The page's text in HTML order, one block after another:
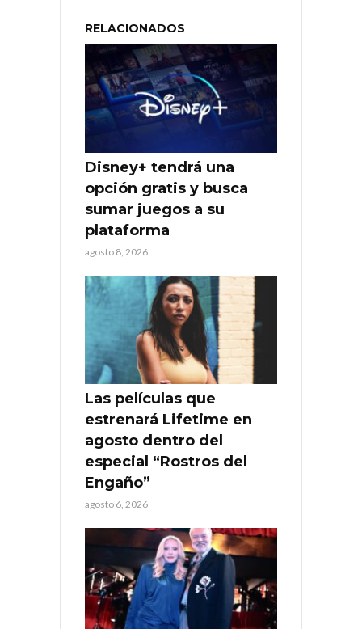
RELACIONADOS
Disney+ tendrá una
opción gratis y busca
sumar juegos a su
plataforma
agosto 8, 2026
Las películas que
estrenará Lifetime en
agosto dentro del
especial “Rostros del
Engaño”
agosto 6, 2026